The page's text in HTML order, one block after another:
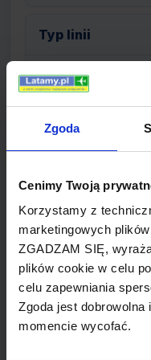
Zgoda
Cenimy Twoją
Korzystamy z
marketingowych
ZGADZAM SIĘ,
plików cookie w celu
celu zapewniania
Zgoda jest
momencie wycofać.
Typ linii
linie regularne
Atlasjet to tureckie
dzielnicy Florya w
Bakirköy.
pasażerskimi lotami
międzynarodowymi,
Europy,